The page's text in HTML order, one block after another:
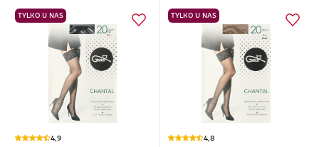
TYLKO U NAS
4,9
TYLKO U NAS
4,8